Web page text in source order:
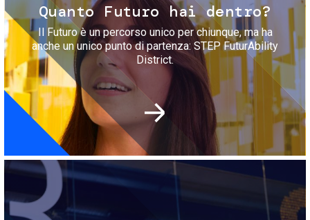
Quanto Futuro hai dentro?
Il Futuro è un percorso unico per chiunque, ma ha
anche un unico punto di partenza: STEP FuturAbility
District.
Immagine